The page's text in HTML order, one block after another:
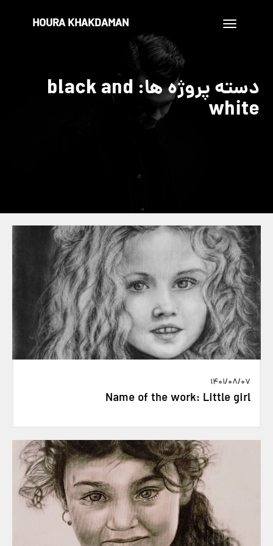
تغییر
HOURA KHAKDAMAN
دسته پروژه ها: black and
white
1401/08/07
Name of the work: Little girl